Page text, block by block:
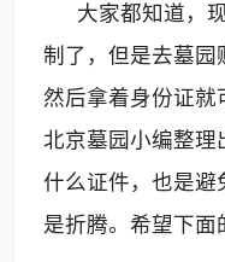
大家都知道，
制了，但是去墓园
然后拿着身份证就
北京墓园小编整理
什么证件，也是避
是折腾。希望下面